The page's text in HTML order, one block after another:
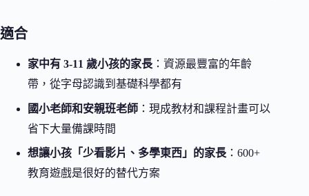
適合
家中有 3-11 歲小孩的家長 ：資源最豐富的年齡
帶，從字母認識到基礎科學都有
國小老師和安親班老師 ：現成教材和課程計畫可以
省下大量備課時間
想讓小孩「少看影片、多學東西」的家長 ：600+
教育遊戲是很好的替代方案